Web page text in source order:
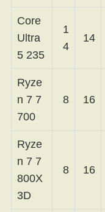
Core
Ultra
5 235
1
4
14
Ryze
n 7 7
700
8 16
Ryze
n 7 7
800X
3D
8 16